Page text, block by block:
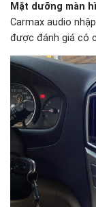
Mặt dưỡng màn
Carmax audio
được đánh giá có